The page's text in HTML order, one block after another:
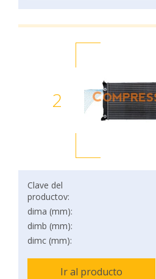
2
Clave del
productov:
dima (mm):
dimb (mm):
dimc (mm):
Ir al producto